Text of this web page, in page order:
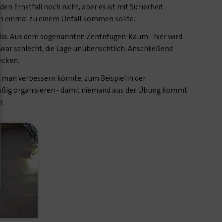
Ernstfall noch nicht, aber es ist mit Sicherheit
einmal zu einem Unfall kommen sollte."
Aus dem sogenannten Zentrifugen-Raum - hier wird
schlecht, die Lage unübersichtlich. Anschließend
verbessern könnte, zum Beispiel in der
organisieren - damit niemand aus der Übung kommt